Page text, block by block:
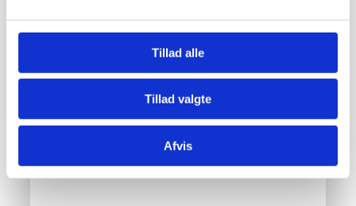
Tillad alle
Tillad valgte
Afvis
været presset af flere udefra kommende
faktorer, har entreprenørvirksomheden